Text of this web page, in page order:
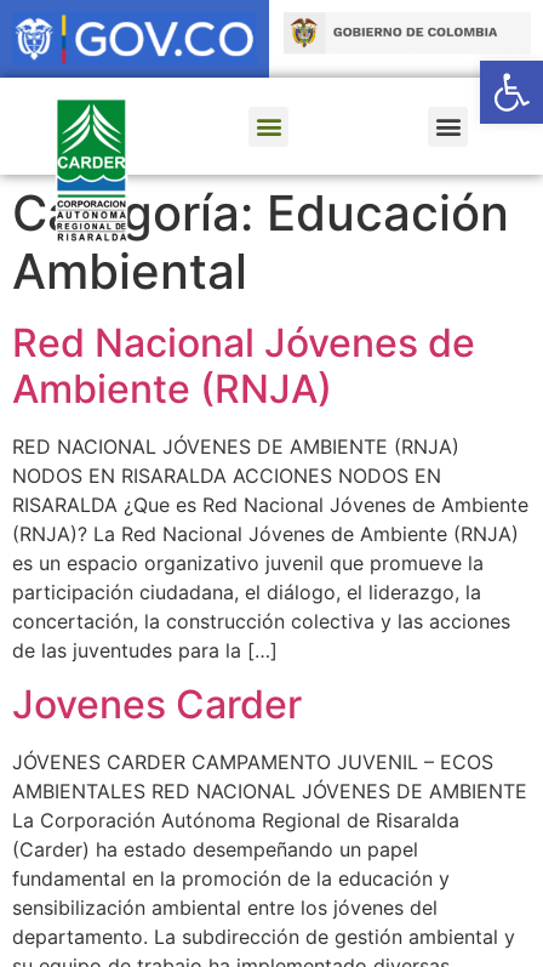
Categoría: Educación
Ambiental
Red Nacional Jóvenes de
Ambiente (RNJA)
RED NACIONAL JÓVENES DE AMBIENTE (RNJA)
NODOS EN RISARALDA ACCIONES NODOS EN
RISARALDA ¿Que es Red Nacional Jóvenes de Ambiente
(RNJA)? La Red Nacional Jóvenes de Ambiente (RNJA)
es un espacio organizativo juvenil que promueve la
participación ciudadana, el diálogo, el liderazgo, la
concertación, la construcción colectiva y las acciones
de las juventudes para la […]
Jovenes Carder
JÓVENES CARDER CAMPAMENTO JUVENIL – ECOS
AMBIENTALES RED NACIONAL JÓVENES DE AMBIENTE
La Corporación Autónoma Regional de Risaralda
(Carder) ha estado desempeñando un papel
fundamental en la promoción de la educación y
sensibilización ambiental entre los jóvenes del
departamento. La subdirección de gestión ambiental y